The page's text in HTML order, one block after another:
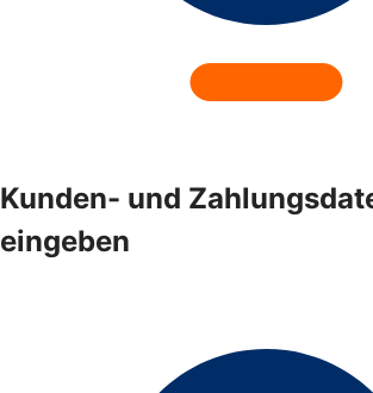
Kunden- und
eingeben